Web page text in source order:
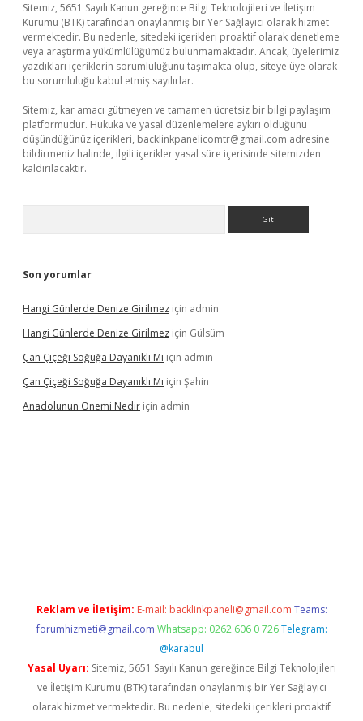
Sitemiz, 5651 Sayılı Kanun gereğince Bilgi Teknolojileri ve İletişim
Kurumu (BTK) tarafından onaylanmış bir Yer Sağlayıcı olarak hizmet
vermektedir. Bu nedenle, sitedeki içerikleri proaktif olarak denetleme
veya araştırma yükümlülüğümüz bulunmamaktadır. Ancak, üyelerimiz
yazdıkları içeriklerin sorumluluğunu taşımakta olup, siteye üye olarak
bu sorumluluğu kabul etmiş sayılırlar.
Sitemiz, kar amacı gütmeyen ve tamamen ücretsiz bir bilgi paylaşım
platformudur. Hukuka ve yasal düzenlemelere aykırı olduğunu
düşündüğünüz içerikleri, backlinkpanelicomtr@gmail.com adresine
bildirmeniz halinde, ilgili içerikler yasal süre içerisinde sitemizden
kaldırılacaktır.
Son yorumlar
Hangi Günlerde Denize Girilmez için admin
Hangi Günlerde Denize Girilmez için Gülsüm
Çan Çiçeği Soğuğa Dayanıklı Mı için admin
Çan Çiçeği Soğuğa Dayanıklı Mı için Şahin
Anadolunun Onemi Nedir için admin
Reklam ve İletişim: E-mail: backlinkpaneli@gmail.com Teams:
forumhizmeti@gmail.com Whatsapp: 0262 606 0 726 Telegram:
@karabul
Yasal Uyarı: Sitemiz, 5651 Sayılı Kanun gereğince Bilgi Teknolojileri
ve İletişim Kurumu (BTK) tarafından onaylanmış bir Yer Sağlayıcı
olarak hizmet vermektedir. Bu nedenle, sitedeki içerikleri proaktif